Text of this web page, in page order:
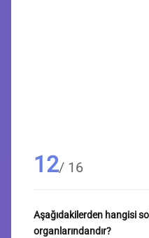
12/ 16
Aşağıdakilerden hangisi
organlarındandır?